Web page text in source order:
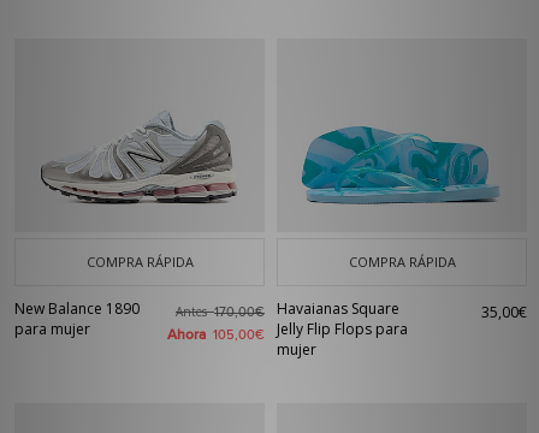
COMPRA RÁPIDA
New Balance 1890
para mujer
Antes170,00€
Ahora 105,00€
COMPRA RÁPIDA
Havaianas Square
Jelly Flip Flops para
mujer
35,00€